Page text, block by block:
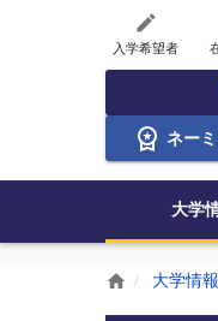
create
入学希望者
ネー
大学
home 大学情報